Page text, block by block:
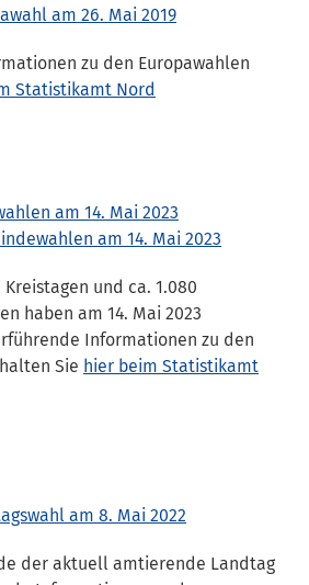
am 26. Mai 2019
zu den Europawahlen
Statistikamt Nord
am 14. Mai 2023
am 14. Mai 2023
Kreistagen und ca. 1.080
haben am 14. Mai 2023
Informationen zu den
Sie hier beim Statistikamt
am 8. Mai 2022
der aktuell amtierende Landtag